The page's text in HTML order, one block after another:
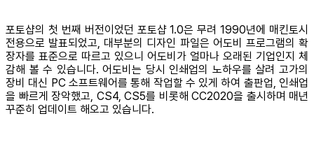
포토샵의 첫 번째 버전이었던 포토샵 1.0은 무려 1990년에 매킨토시
전용으로 발표되었고, 대부분의 디자인 파일은 어도비 프로그램의 확
장자를 표준으로 따르고 있으니 어도비가 얼마나 오래된 기업인지 체
감해 볼 수 있습니다. 어도비는 당시 인쇄업의 노하우를 살려 고가의
장비 대신 PC 소프트웨어를 통해 작업할 수 있게 하여 출판업, 인쇄업
을 빠르게 장악했고, CS4, CS5를 비롯해 CC2020을 출시하며 매년
꾸준히 업데이트 해오고 있습니다.